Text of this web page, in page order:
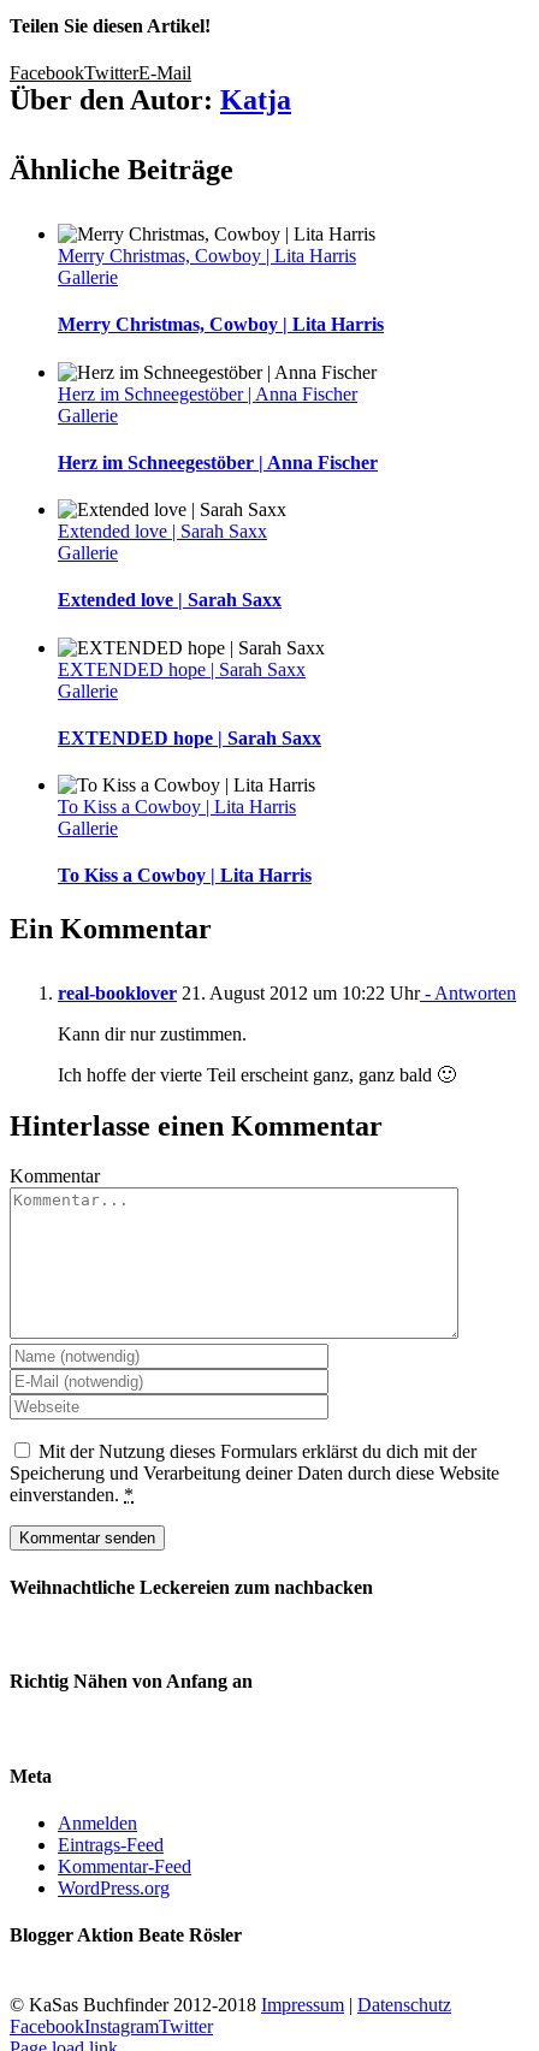
Teilen Sie diesen Artikel!
FacebookTwitterE-Mail
Über den Autor: Katja
Ähnliche Beiträge
Merry Christmas, Cowboy | Lita Harris
Gallerie
Merry Christmas, Cowboy | Lita Harris
Herz im Schneegestöber | Anna Fischer
Gallerie
Herz im Schneegestöber | Anna Fischer
Extended love | Sarah Saxx
Gallerie
Extended love | Sarah Saxx
EXTENDED hope | Sarah Saxx
Gallerie
EXTENDED hope | Sarah Saxx
To Kiss a Cowboy | Lita Harris
Gallerie
To Kiss a Cowboy | Lita Harris
Ein Kommentar
real-booklover 21. August 2012 um 10:22 Uhr- Antworten
Kann dir nur zustimmen.
Ich hoffe der vierte Teil erscheint ganz, ganz bald 🙂
Hinterlasse einen Kommentar
Kommentar
Mit der Nutzung dieses Formulars erklärst du dich mit der
Speicherung und Verarbeitung deiner Daten durch diese Website
einverstanden. *
Weihnachtliche Leckereien zum nachbacken
Richtig Nähen von Anfang an
Meta
Anmelden
Eintrags-Feed
Kommentar-Feed
WordPress.org
Blogger Aktion Beate Rösler
© KaSas Buchfinder 2012-2018 Impressum | Datenschutz
FacebookInstagramTwitter